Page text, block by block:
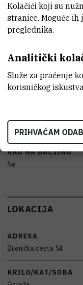
AO5OAA
PROIZVOĐAČ
Torbarina
Ne
RAD NA DALJINU
Ne
LOKACIJA
ADRESA
Bijenička cesta 54
KRILO/KAT/SOBA
Kolačići koji su
stranice. Moguće
preglednika.
Analitički
Služe za praćenje
korisničkog
PRIHVAĆAM